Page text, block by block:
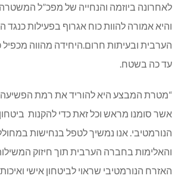
לאחרונה ביוזמה והנחייה של מפכ”ל
והיא אמורה להוות כוח אגרוף בפעילות
הערבית ובעיתות חרום.היחידה מהווה מכפיל
עד כה בשטח.
“מטרת המבצע היא להוריד את רמת
אשר סומנו מראש וכל זאת כדי להקנות
הנורמטיבי. אנו נמשיך לטפל בנחישות
והאלימות בחברה הערבית תוך חיזוק
האזרח הנורמטיבי שראוי לביטחון אישי